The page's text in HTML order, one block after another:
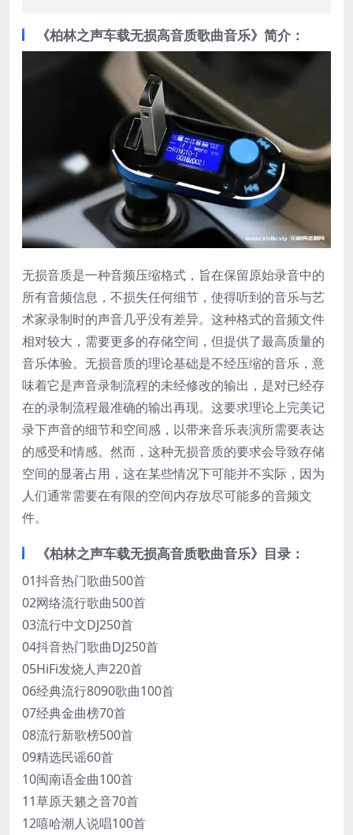
《柏林之声车载无损高音质歌曲音乐》简介：
‌无损音质‌是一种音频压缩格式，旨在保留原始录音中的
所有音频信息，不损失任何细节，使得听到的音乐与艺
术家录制时的声音几乎没有差异。这种格式的音频文件
相对较大，需要更多的存储空间，但提供了最高质量的
音乐体验。无损音质的理论基础是不经压缩的音乐，意
味着它是声音录制流程的未经修改的输出，是对已经存
在的录制流程最准确的输出再现。这要求理论上完美记
录下声音的细节和空间感，以带来音乐表演所需要表达
的感受和情感。然而，这种无损音质的要求会导致存储
空间的显著占用，这在某些情况下可能并不实际，因为
人们通常需要在有限的空间内存放尽可能多的音频文
件‌。
《柏林之声车载无损高音质歌曲音乐》目录：
01抖音热门歌曲500首
02网络流行歌曲500首
03流行中文DJ250首
04抖音热门歌曲DJ250首
05HiFi发烧人声220首
06经典流行8090歌曲100首
07经典金曲榜70首
08流行新歌榜500首
09精选民谣60首
10闽南语金曲100首
11草原天籁之音70首
12嘻哈潮人说唱100首